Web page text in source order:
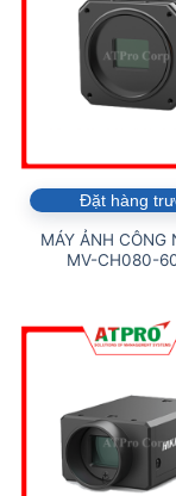
Đặt hàng
MÁY ẢNH CÔNG
MV-CH080-